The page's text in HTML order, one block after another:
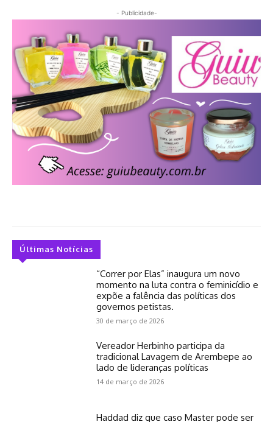
- Publicidade-
Últimas Notícias
“Correr por Elas” inaugura um novo
momento na luta contra o feminicídio e
expõe a falência das políticas dos
governos petistas.
30 de março de 2026
Vereador Herbinho participa da
tradicional Lavagem de Arembepe ao
lado de lideranças políticas
14 de março de 2026
Haddad diz que caso Master pode ser